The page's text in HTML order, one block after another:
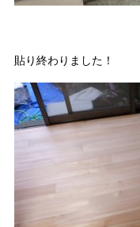
貼り終わりました！